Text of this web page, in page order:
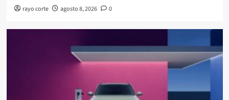
rayo corte agosto 8, 2026 0